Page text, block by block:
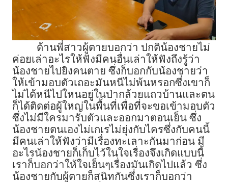
ด้านพี่สาวผู้ตายบอกว่า ปกติน้องชายไม่
ค่อยเล่าอะไรให้ฟังมีคนอื่นเล่าให้ฟังถึงรู้ว่า
น้องชายไปยิงคนตาย ซึ่งก็บอกกับน้องชายว่า
ให้เข้ามอบตัวเถอะมันหนีไม่พ้นหรอกซึ่งเขาก็
ไม่ได้หนีไปใหนอยู่ในป่ากล้วยแถวบ้านและตน
ก็ได้ติดต่อผู้ใหญ่ในพื้นที่เพื่อที่จะขอเข้ามอบตัว
ซึ่งไม่มีใครมารับตัวและออกมาตอนเย็น ซึ่ง
น้องชายตนเองไม่เกเรไม่ยุ่งกับไครซึ่งกับคนนี้
มีคนเล่าให้ฟังว่ามีเรื่องทะเลาะกันมาก่อน มี
อะไรน้องชายก็เก็บไว้ในใจเรื่องจึงเกิดแบบนี้
เราก็บอกว่าให้ใจเย็นๆเรื่องมันเกิดไปแล้ว ซึ่ง
น้องชายกับผู้ตายก็สนิทกันซึ่งเราก็บอกว่า